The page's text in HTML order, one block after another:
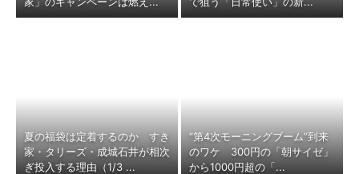
夏の福袋は定着するのか すき
家・タリーズ・成城石井が相次
ぎ投入する理由（1/3 ...
“第4次モーニングブーム”到来
のワケ 300円の「朝サイゼ」
から1000円超の「...